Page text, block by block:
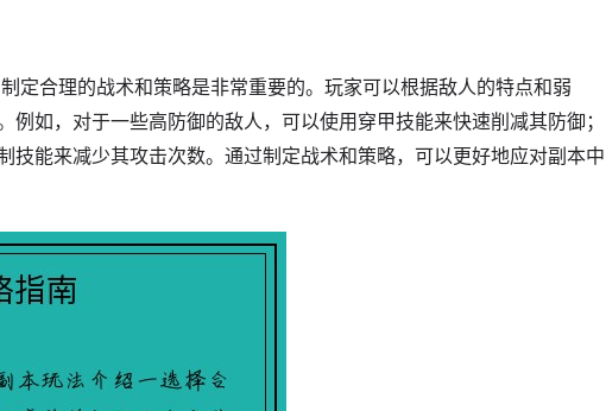
定合理的战术和策略是非常重要的。玩家可以根据敌人的特点和弱
如，对于一些高防御的敌人，可以使用穿甲技能来快速削减其防御；
技能来减少其攻击次数。通过制定战术和策略，可以更好地应对副本中